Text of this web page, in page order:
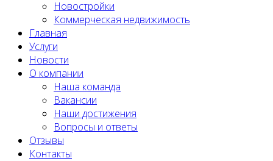
Новостройки
Коммерческая недвижимость
Главная
Услуги
Новости
О компании
Наша команда
Вакансии
Наши достижения
Вопросы и ответы
Отзывы
Контакты